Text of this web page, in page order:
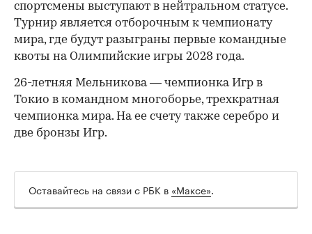
спортсмены выступают в нейтральном статусе.
Турнир является отборочным к чемпионату
мира, где будут разыграны первые командные
квоты на Олимпийские игры 2028 года.
26-летняя Мельникова — чемпионка Игр в
Токио в командном многоборье, трехкратная
чемпионка мира. На ее счету также серебро и
две бронзы Игр.
Оставайтесь на связи с РБК в «Максе».